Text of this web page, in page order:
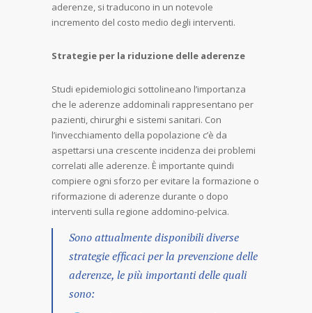
aderenze, si traducono in un notevole
incremento del costo medio degli interventi.
Strategie per la riduzione delle aderenze
Studi epidemiologici sottolineano l’importanza
che le aderenze addominali rappresentano per
pazienti, chirurghi e sistemi sanitari. Con
l’invecchiamento della popolazione c’è da
aspettarsi una crescente incidenza dei problemi
correlati alle aderenze. È importante quindi
compiere ogni sforzo per evitare la formazione o
riformazione di aderenze durante o dopo
interventi sulla regione addomino-pelvica.
Sono attualmente disponibili diverse
strategie efficaci per la prevenzione delle
aderenze, le più importanti delle quali
sono: